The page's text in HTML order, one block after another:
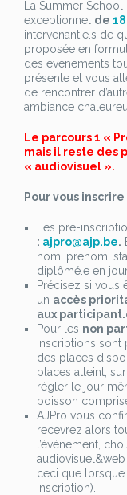
La Summer
exceptionnel de
intervenant.e.s de
proposée en
des événements
présente et vous
de rencontrer
ambiance
Le parcours 1 «
mais il reste des
« audiovisuel ».
Pour vous inscrire
Les pré-
: ajpro@ajp.be.
nom, prénom,
diplômé.e en
Précisez si vous
un accès
aux
Pour les non
inscriptions sont
des places
places atteint,
régler le jour
boisson
AJPro vous
recevrez alors
l’événement,
ceci que
inscription).